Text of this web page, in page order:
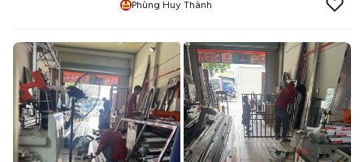
Phùng Huy Thành